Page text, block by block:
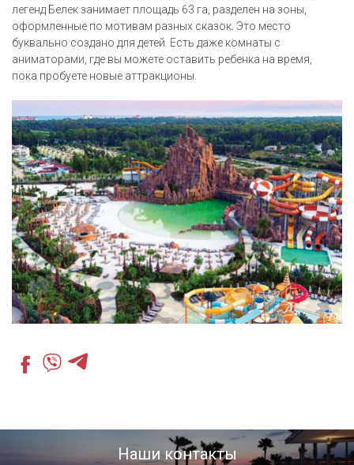
легенд Белек занимает площадь 63 га, разделен на зоны,
оформленные по мотивам разных сказок. Это место
буквально создано для детей. Есть даже комнаты с
аниматорами, где вы можете оставить ребенка на время,
пока пробуете новые аттракционы.
Наши контакты